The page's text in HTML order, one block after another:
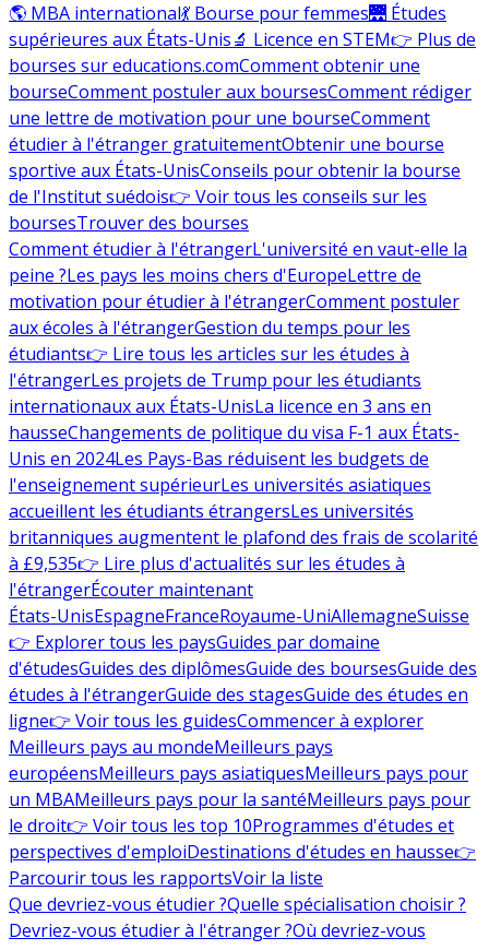
🌎 MBA international💃 Bourse pour femmes🌉 Études
supérieures aux États-Unis🔬 Licence en STEM👉 Plus de
bourses sur educations.comComment obtenir une
bourseComment postuler aux boursesComment rédiger
une lettre de motivation pour une bourseComment
étudier à l'étranger gratuitementObtenir une bourse
sportive aux États-UnisConseils pour obtenir la bourse
de l'Institut suédois👉 Voir tous les conseils sur les
boursesTrouver des bourses
Comment étudier à l'étrangerL'université en vaut-elle la
peine ?Les pays les moins chers d'EuropeLettre de
motivation pour étudier à l'étrangerComment postuler
aux écoles à l'étrangerGestion du temps pour les
étudiants👉 Lire tous les articles sur les études à
l'étrangerLes projets de Trump pour les étudiants
internationaux aux États-UnisLa licence en 3 ans en
hausseChangements de politique du visa F-1 aux États-
Unis en 2024Les Pays-Bas réduisent les budgets de
l'enseignement supérieurLes universités asiatiques
accueillent les étudiants étrangersLes universités
britanniques augmentent le plafond des frais de scolarité
à £9,535👉 Lire plus d'actualités sur les études à
l'étrangerÉcouter maintenant
États-UnisEspagneFranceRoyaume-UniAllemagneSuisse
👉 Explorer tous les paysGuides par domaine
d'étudesGuides des diplômesGuide des boursesGuide des
études à l'étrangerGuide des stagesGuide des études en
ligne👉 Voir tous les guidesCommencer à explorer
Meilleurs pays au mondeMeilleurs pays
européensMeilleurs pays asiatiquesMeilleurs pays pour
un MBAMeilleurs pays pour la santéMeilleurs pays pour
le droit👉 Voir tous les top 10Programmes d'études et
perspectives d'emploiDestinations d'études en hausse👉
Parcourir tous les rapportsVoir la liste
Que devriez-vous étudier ?Quelle spécialisation choisir ?
Devriez-vous étudier à l'étranger ?Où devriez-vous